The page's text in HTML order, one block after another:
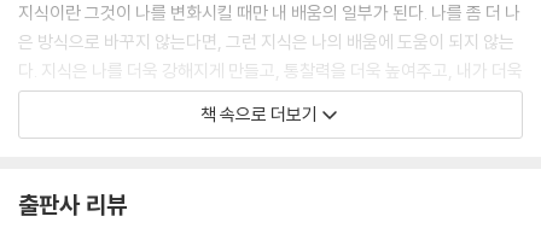
필요한 사람이 된다는 짜릿함
대학 졸업생들을 따라잡기
전문가 게임
chapter 11 보물 지도
지식이란 그것이 나를 변화시킬 때만 내 배움의 일부가 된다. 나를 좀 더 나
은 방식으로 바꾸지 않는다면, 그런 지식은 나의 배움에 도움이 되지 않는
다. 지식은 나를 더욱 강해지게 만들고, 통찰력을 더욱 높여주고, 내가 더욱
열심히 살아가도록 해줄 수 있다. 하지만 그전에 나는 어떤 식으로든 자신
에 대해 더욱 흥미를 갖거나, 스스로에게 더욱 도움이 되는 사람이 되어야
형태가 될지는 선택권을 갖고 있다. 배움이란 일생에 걸친 노력이다.
책 속으로 더보기
출판사 리뷰